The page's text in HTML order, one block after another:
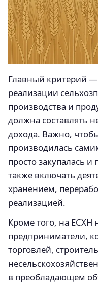
Главный критерий
реализации
производства и
должна составлять
дохода. Важно,
производилась
просто закупалась
также включать
хранением,
реализацией.
Кроме того, на ЕСХН
предприниматели,
торговлей,
в преобладающем